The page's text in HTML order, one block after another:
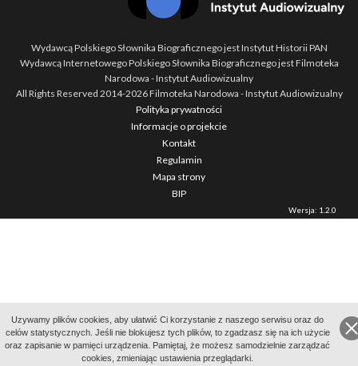
Uzywamy plików cookies, aby ułatwić Ci korzystanie z naszego serwisu oraz do
celów statystycznych. Jeśli nie blokujesz tych plików, to zgadzasz się na ich użycie
oraz zapisanie w pamięci urządzenia. Pamiętaj, że możesz samodzielnie zarządzać
cookies, zmieniając ustawienia przeglądarki.
Wydawcą Polskiego Słownika Biograficznego jest Instytut Historii PAN
Wydawcą Internetowego Polskiego Słownika Biograficznego jest Filmoteka
Narodowa - Instytut Audiowizualny
All Rights Reserved 2014-2026Filmoteka Narodowa - Instytut Audiowizualny
Polityka prywatności
Informacje o projekcie
Kontakt
Regulamin
Mapa strony
BIP
Wersja: 1.2.0